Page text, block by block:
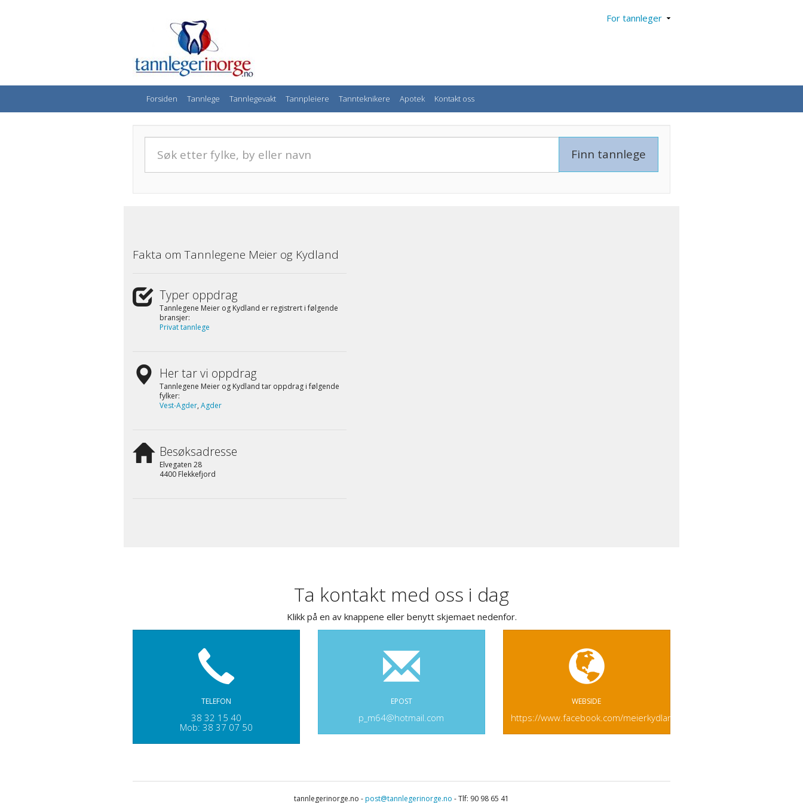
For tannleger
Forsiden Tannlege Tannlegevakt Tannpleiere Tannteknikere Apotek Kontakt oss
Fakta om Tannlegene Meier og Kydland
Typer oppdrag
Tannlegene Meier og Kydland er registrert i følgende
bransjer:
Privat tannlege
Her tar vi oppdrag
Tannlegene Meier og Kydland tar oppdrag i følgende
fylker:
Vest-Agder, Agder
Besøksadresse
Elvegaten 28
4400 Flekkefjord
Ta kontakt med oss i dag
Klikk på en av knappene eller benytt skjemaet nedenfor.
TELEFON
38 32 15 40
Mob: 38 37 07 50
EPOST
p_m64@hotmail.com
WEBSIDE
https://www.facebook.com/meierkydland/
tannlegerinorge.no -post@tannlegerinorge.no - Tlf: 90 98 65 41